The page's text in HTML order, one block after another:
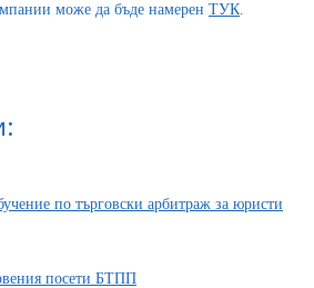
може да бъде намерен ТУК.
по търговски арбитраж за юристи
посети БТПП